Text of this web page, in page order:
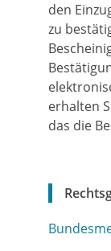
den
zu
erhalten
das die